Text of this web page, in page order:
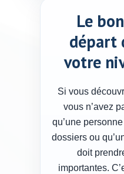
Le
départ
votre
Si vous
vous n’avez
qu’une
dossiers ou
doit
importantes.